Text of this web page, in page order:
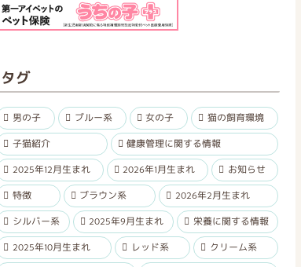
タグ
男の子 ブルー系 女の子 猫の飼育環境
子猫紹介 健康管理に関する情報
2025年12月生まれ 2026年1月生まれ お知らせ
特徴 ブラウン系 2026年2月生まれ
シルバー系 2025年9月生まれ 栄養に関する情報
2025年10月生まれ レッド系 クリーム系